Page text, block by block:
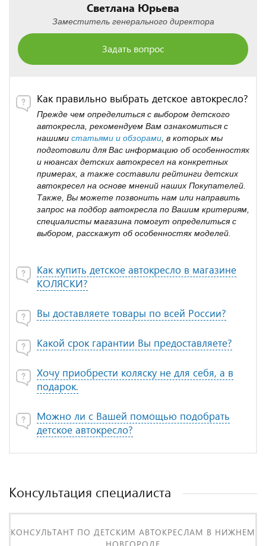
Светлана Юрьева
Заместитель генерального директора
Задать вопрос
Как правильно выбрать детское автокресло?
Прежде чем определиться с выбором детского
автокресла, рекомендуем Вам ознакомиться с
нашими статьями и обзорами , в которых мы
подготовили для Вас информацию об особенностях
и нюансах детских автокресел на конкретных
примерах, а также составили рейтинги детских
автокресел на основе мнений наших Покупателей.
Также, Вы можете позвонить нам или направить
запрос на подбор автокресла по Вашим критериям,
специалисты магазина помогут определиться с
выбором, расскажут об особенностях моделей.
Как купить детское автокресло в магазине
КОЛЯСКИ?
Вы доставляете товары по всей России?
Какой срок гарантии Вы предоставляете?
Хочу приобрести коляску не для себя, а в
подарок.
Можно ли с Вашей помощью подобрать
детское автокресло?
Консультация специалиста
КОНСУЛЬТАНТ ПО ДЕТСКИМ АВТОКРЕСЛАМ В НИЖНЕМ